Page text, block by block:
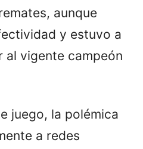
aunque
y estuvo a
al vigente campeón
juego, la polémica
a redes